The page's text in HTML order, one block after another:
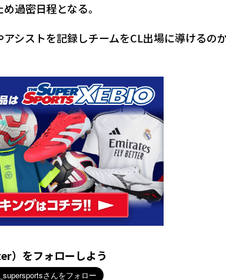
過密日程となる。
シストを記録しチームをCL出場に導けるの
）をフォローしよう